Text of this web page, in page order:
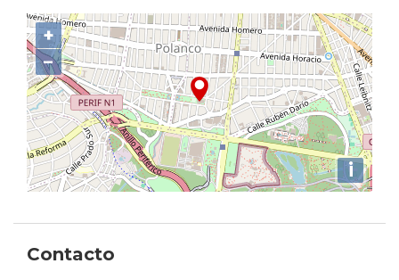
+
−
i
Contacto